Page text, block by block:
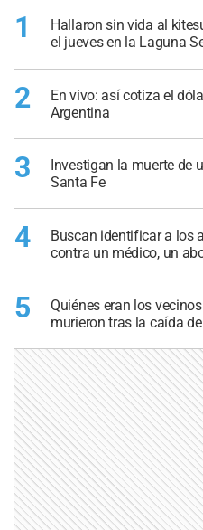
1
Hallaron sin vida al
el jueves en la Laguna
2
En vivo: así cotiza el
Argentina
3
Investigan la muerte de
Santa Fe
4
Buscan identificar a los
contra un médico, un
5
Quiénes eran los
murieron tras la caída